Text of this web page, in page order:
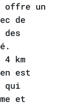
offre un
de
des
km
est
qui
et